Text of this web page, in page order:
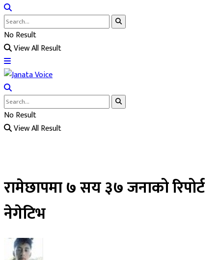
No Result
View All Result
No Result
View All Result
रामेछापमा ७ सय ३७ जनाको रिपोर्ट
नेगेटिभ